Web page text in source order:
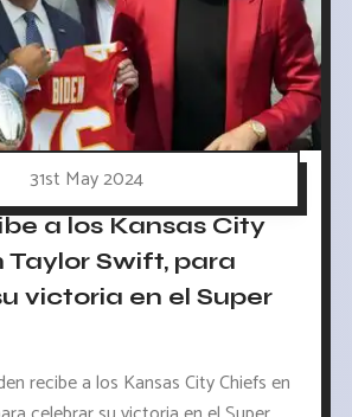
31st May 2024
a los Kansas City
Taylor Swift, para
victoria en el Super
recibe a los Kansas City Chiefs en